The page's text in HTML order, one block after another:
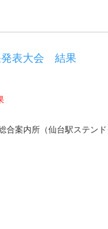
表大会 結果
内所（仙台駅ステンド